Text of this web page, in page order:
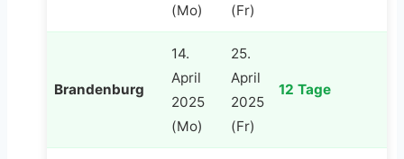
(Mo)
(Fr)
Brandenburg
14.
April
2025
(Mo)
25.
April
2025
(Fr)
12 Tage